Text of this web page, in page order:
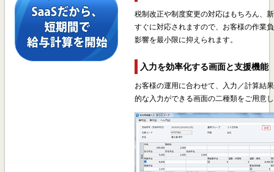
税制改正や制度変更の対応はもちろん、
すぐに対応されますので、お客様の作業
影響を最小限に抑えられます。
入力を効率化する画面と支援機能
お客様の運用に合わせて、入力／計算結
的な入力ができる画面の二種類をご用意